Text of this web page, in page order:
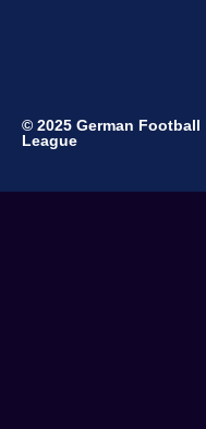
© 2025 German Football
League